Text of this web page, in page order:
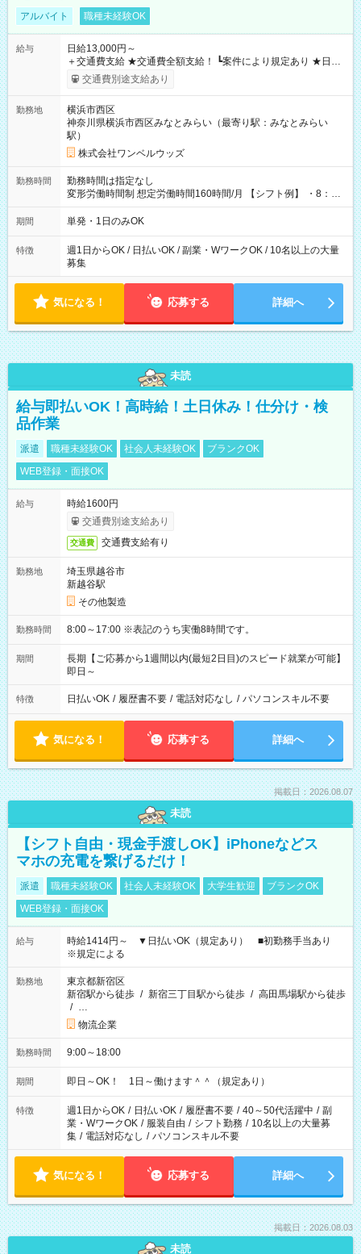
アルバイト 職種未経験OK
給与
日給13,000円～
＋交通費支給 ★交通費全額支給！ ┗案件により規定あり ★日払
いOK！（規定あり） ┗働いたその日に現金GET♪ お仕事後はコ
ンビニATMから 日払い分を引き落とせます！ 【試用期間】試
交通費別途支給あり
勤務地
横浜市西区
神奈川県横浜市西区みなとみらい（最寄り駅：みなとみらい
駅）
株式会社ワンベルウッズ
勤務時間
勤務時間は指定なし
変形労働時間制 想定労働時間160時間/月 【シフト例】 ・8：00
～21：00
期間 単発・1日のみOK
特徴
週1日からOK / 日払いOK / 副業・WワークOK / 10名以上の大量
募集
気になる！ 応募する 詳細へ
未読
給与即払いOK！高時給！土日休み！仕分け・検
品作業
派遣 職種未経験OK 社会人未経験OK
ブランクOK
WEB登録・面接OK
給与
時給1600円
交通費別途支給あり
交通費 交通費支給有り
勤務地
埼玉県越谷市
新越谷駅
その他製造
勤務時間 8:00～17:00 ※表記のうち実働8時間です。
期間
長期【ご応募から1週間以内(最短2日目)のスピード就業が可能】
即日～
特徴 日払いOK / 履歴書不要 / 電話対応なし / パソコンスキル不要
気になる！ 応募する 詳細へ
掲載日：2026.08.07
未読
【シフト自由・現金手渡しOK】iPhoneなどス
マホの充電を繋げるだけ！
派遣 職種未経験OK 社会人未経験OK 大学生歓迎
ブランクOK
WEB登録・面接OK
給与
時給1414円～ ▼日払いOK（規定あり） ■初勤務手当あり
※規定による
勤務地
東京都新宿区
新宿駅から徒歩 / 新宿三丁目駅から徒歩 / 高田馬場駅から徒歩
/ …
物流企業
勤務時間 9:00～18:00
期間 即日～OK！ 1日～働けます＾＾（規定あり）
特徴 週1日からOK / 日払いOK / 履歴書不要 / 40～50代活躍中 / 副
業・WワークOK / 服装自由 / シフト勤務 / 10名以上の大量募
集 / 電話対応なし / パソコンスキル不要
気になる！ 応募する 詳細へ
掲載日：2026.08.03
未読